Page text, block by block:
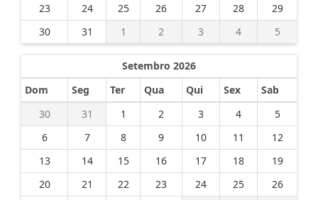
23
24 25 26 27 28
29
30
31 1 2 3 4 5
Setembro 2026
Dom
Seg Ter Qua Qui Sex
Sab
30
31 1 2 3 4
5
6
7 8 9 10 11
12
13
14 15 16 17 18
19
20
21 22 23 24 25 26